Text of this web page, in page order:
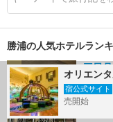
勝浦の人気ホテルラン
1 三日
エリア：
オリエン
宿公式サイト
売開始